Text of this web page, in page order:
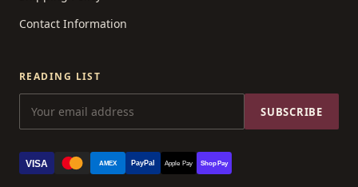
Contact Information
READING LIST
SUBSCRIBE
VISA AMEX PayPal Apple Pay Shop Pay